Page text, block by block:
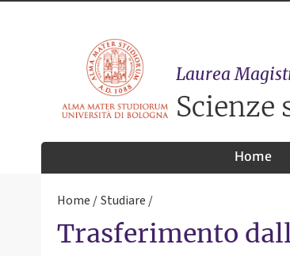
Laurea
Home
Home Studiare
Trasferimento